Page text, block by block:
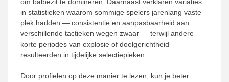
om balbezit te domineren. Daarnaast verklaren variaties
in statistieken waarom sommige spelers jarenlang vaste
plek hadden — consistentie en aanpasbaarheid aan
verschillende tactieken wegen zwaar — terwijl andere
korte periodes van explosie of doelgerichtheid
resulteerden in tijdelijke selectiepieken.
Door profielen op deze manier te lezen, kun je beter